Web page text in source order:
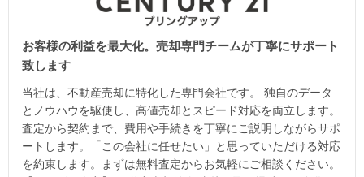
お客様の利益を最大化。売却専門チームが丁寧にサポート
致します
当社は、不動産売却に特化した専門会社です。 独自のデータ
とノウハウを駆使し、高値売却とスピード対応を両立します。
査定から契約まで、費用や手続きを丁寧にご説明しながらサポ
ートします。「この会社に任せたい」と思っていただける対応
を約束します。まずは無料査定からお気軽にご相談ください。
不動産の売却・一括査定
家査定シミュレーター
お問い合わせ